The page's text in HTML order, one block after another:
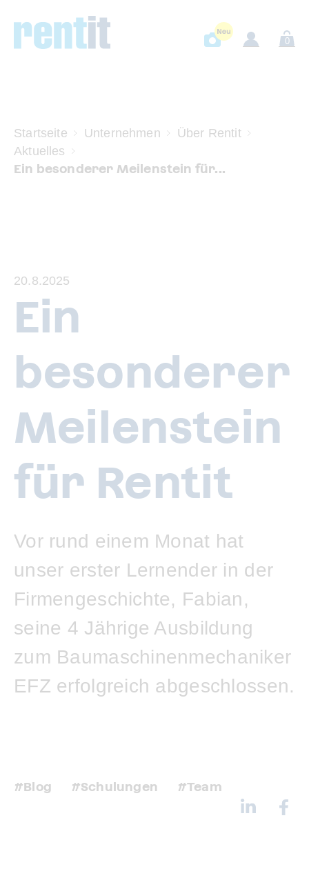
0
Startseite Unternehmen
Über Rentit
Aktuelles
Ein besonderer Meilenstein für...
20.8.2025
Ein
besonderer
Meilenstein
für Rentit
Vor rund einem Monat hat
unser erster Lernender in der
Firmengeschichte, Fabian,
seine 4 Jährige Ausbildung
zum Baumaschinenmechaniker
EFZ erfolgreich abgeschlossen.
Blog Schulungen Team